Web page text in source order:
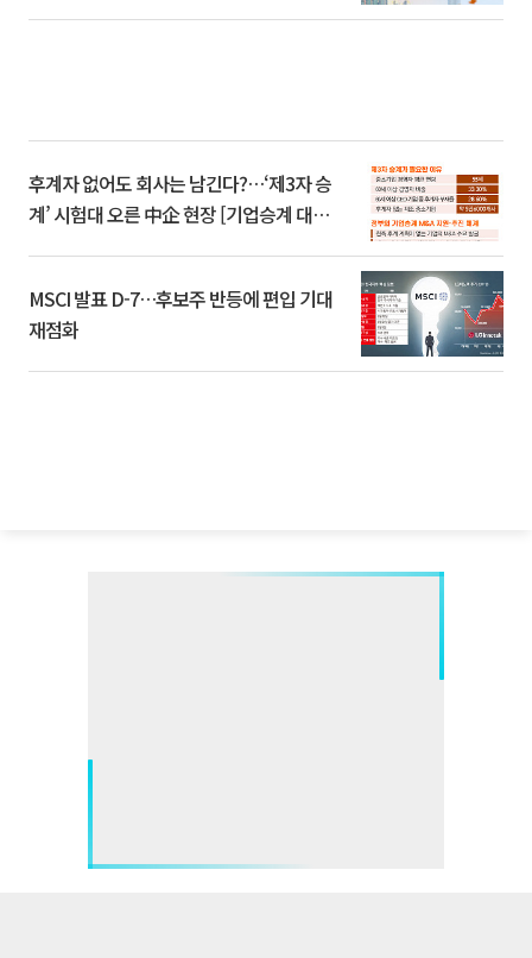
후계자 없어도 회사는 남긴다?…‘제3자 승
계’ 시험대 오른 中企 현장 [기업승계 대전
MSCI 발표 D-7…후보주 반등에 편입 기대
재점화